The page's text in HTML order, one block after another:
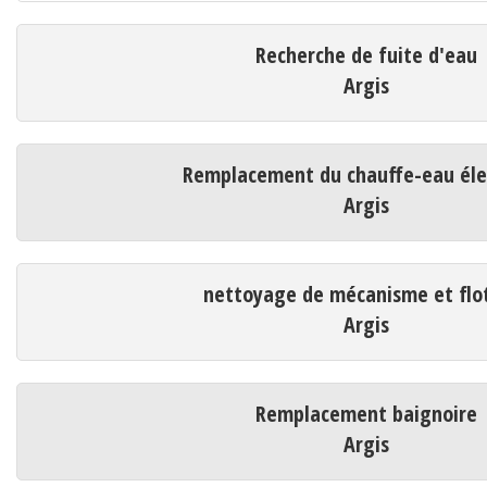
Recherche de fuite d'eau
Argis
Remplacement du chauffe-eau
Argis
nettoyage de mécanisme et
Argis
Remplacement baignoire
Argis